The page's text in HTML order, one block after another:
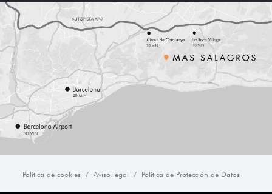
Política de cookies Aviso legal Política de Protección de Datos